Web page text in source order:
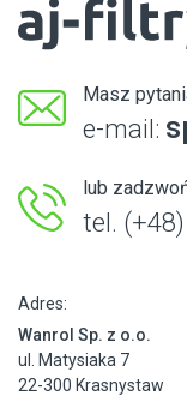
Masz
e-mail:
lub
tel. (+48)
Adres:
Wanrol Sp. z o.o.
ul. Matysiaka 7
22-300 Krasnystaw